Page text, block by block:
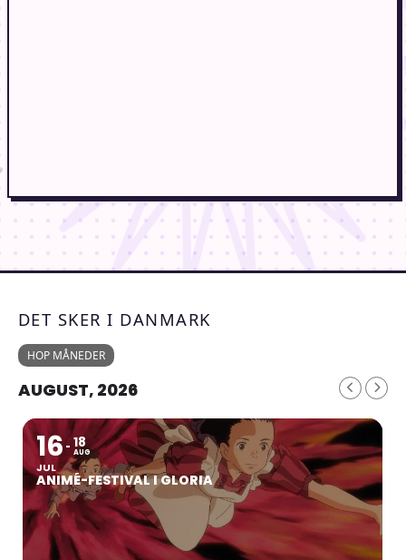
DET SKER I DANMARK
HOP MÅNEDER
AUGUST, 2026
16
JUL
18
AUG
ANIMÉ-FESTIVAL I GLORIA